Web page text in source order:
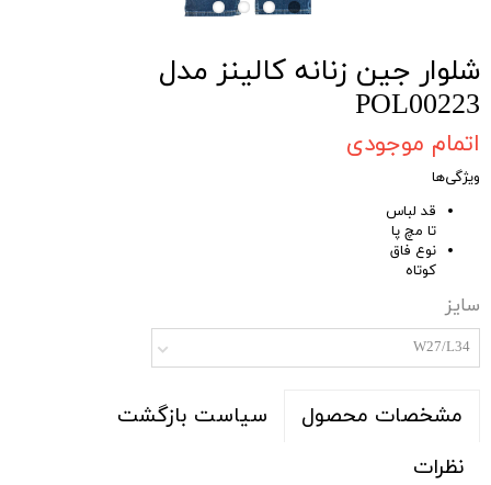
شلوار جین زنانه کالینز مدل
POL00223
اتمام موجودی
ویژگی‌ها
قد لباس
تا مچ پا
نوع فاق
کوتاه
سایز
W27/L34
مشخصات محصول
سیاست بازگشت
نظرات